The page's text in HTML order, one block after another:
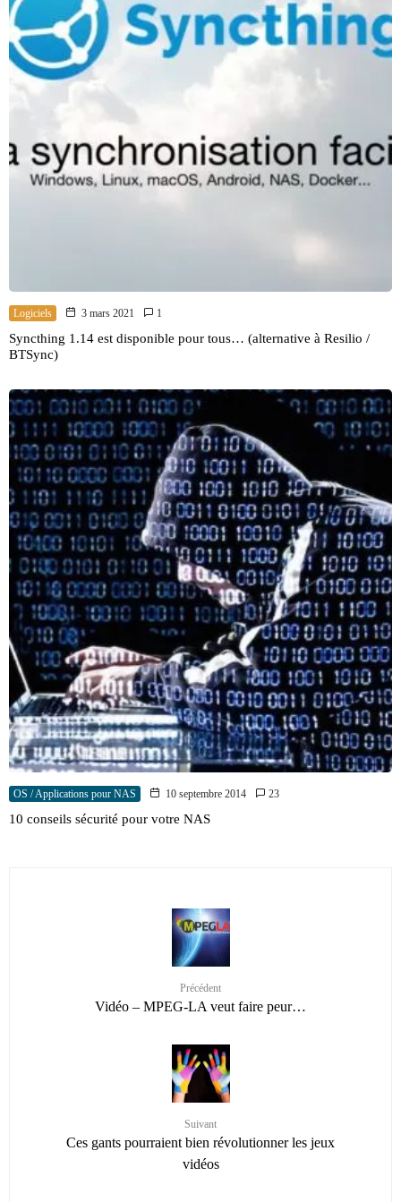
Logiciels 3 mars 2021 1
Syncthing 1.14 est disponible pour tous… (alternative à Resilio /
BTSync)
OS / Applications pour NAS 10 septembre 2014 23
10 conseils sécurité pour votre NAS
Précédent
Vidéo – MPEG-LA veut faire peur…
Suivant
Ces gants pourraient bien révolutionner les jeux
vidéos